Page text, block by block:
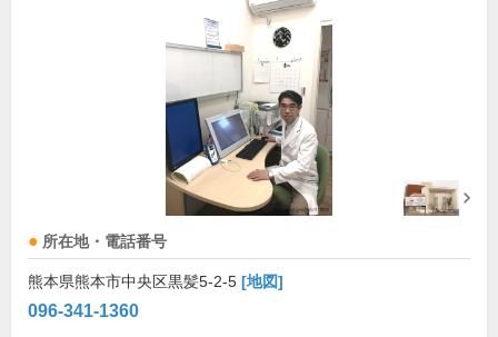
所在地・電話番号
熊本県熊本市中央区黒髪5-2-5 [地図]
096-341-1360